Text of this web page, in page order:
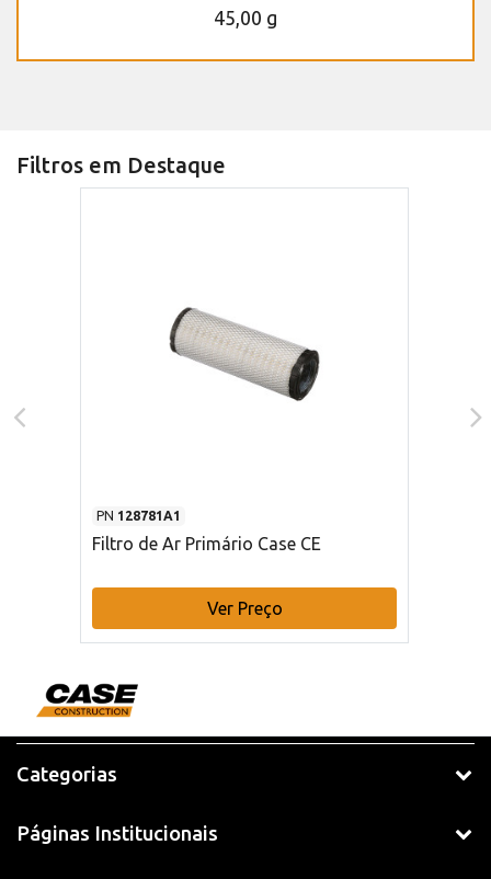
45,00 g
Filtros em Destaque
PN 128781A1
Filtro de Ar Primário Case CE
Ver Preço
Categorias
Páginas Institucionais